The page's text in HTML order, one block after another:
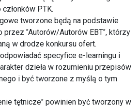
PTK.
tworzone będą na podstawie
przez "Autorów/Autorów EBT", którzy
w drodze konkursu ofert.
specyfice e-learningu i
dzieła w rozumieniu przepisów
i być tworzone z myślą o tym
tętnicze" powinien być tworzony w